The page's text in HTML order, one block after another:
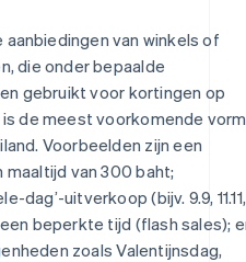
aanbiedingen van winkels of
die onder bepaalde
gebruikt voor kortingen op
de meest voorkomende vorm
Voorbeelden zijn een
van 300 baht;
dag’-uitverkoop (bijv. 9.9, 11.11,
beperkte tijd (flash sales);
zoals Valentijnsdag,